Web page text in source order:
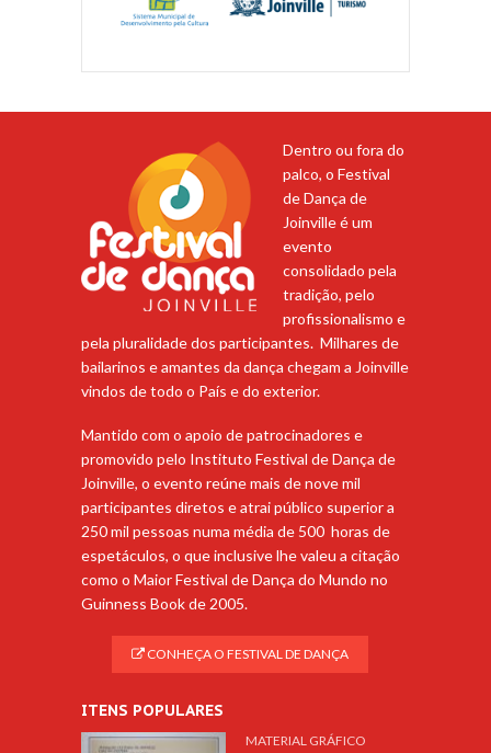
Dentro ou fora do
palco, o Festival
de Dança de
Joinville é um
evento
consolidado pela
tradição, pelo
profissionalismo e
pela pluralidade dos participantes. Milhares de
bailarinos e amantes da dança chegam a Joinville
vindos de todo o País e do exterior.
Mantido com o apoio de patrocinadores e
promovido pelo Instituto Festival de Dança de
Joinville, o evento reúne mais de nove mil
participantes diretos e atrai público superior a
250 mil pessoas numa média de 500 horas de
espetáculos, o que inclusive lhe valeu a citação
como o Maior Festival de Dança do Mundo no
Guinness Book de 2005.
CONHEÇA O FESTIVAL DE DANÇA
ITENS POPULARES
MATERIAL GRÁFICO